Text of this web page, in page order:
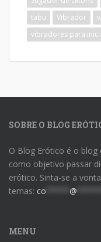
tabu
Vibrador
vibradores para
SOBRE O BLOG
O Blog Erótico é o blog
como objetivo passar
erótico. Sinta-se a
temas: co @
MENU